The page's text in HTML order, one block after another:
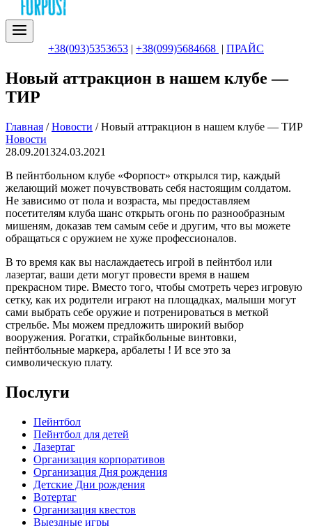
+38(093)5353653 | +38(099)5684668 | ПРАЙС
Новый аттракцион в нашем клубе —
ТИР
Главная / Новости / Новый аттракцион в нашем клубе — ТИР
Новости
28.09.201324.03.2021
В пейнтбольном клубе «Форпост» открылся тир, каждый
желающий может почувствовать себя настоящим солдатом.
Не зависимо от пола и возраста, мы предоставляем
посетителям клуба шанс открыть огонь по разнообразным
мишеням, доказав тем самым себе и другим, что вы можете
обращаться с оружием не хуже профессионалов.
В то время как вы наслаждаетесь игрой в пейнтбол или
лазертаг, ваши дети могут провести время в нашем
прекрасном тире. Вместо того, чтобы смотреть через игровую
сетку, как их родители играют на площадках, малыши могут
сами выбрать себе оружие и потренироваться в меткой
стрельбе. Мы можем предложить широкий выбор
вооружения. Рогатки, страйкбольные винтовки,
пейнтбольные маркера, арбалеты ! И все это за
символическую плату.
Послуги
Пейнтбол
Пейнтбол для детей
Лазертаг
Организация корпоративов
Организация Дня рождения
Детские Дни рождения
Вотертаг
Организация квестов
Выездные игры